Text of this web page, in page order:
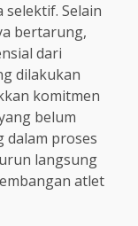
Selain
bertarung,
dari
dilakukan
komitmen
belum
dalam proses
langsung
atlet